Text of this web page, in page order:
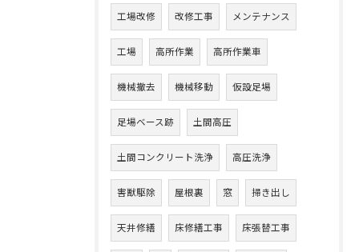
工場改修 改修工事 メンテナンス
工場 高所作業 高所作業車
機械撤去 機械移動 仮設足場
足場ベース跡 土間高圧
土間コンクリート洗浄 高圧洗浄
害獣駆除 屋根裏 窓 掃き出し
天井修繕 床修繕工事 床張替工事